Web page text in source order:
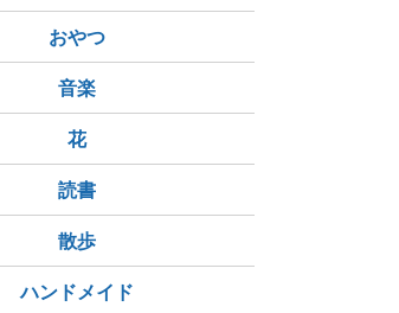
おやつ
音楽
花
読書
散歩
ハンドメイド